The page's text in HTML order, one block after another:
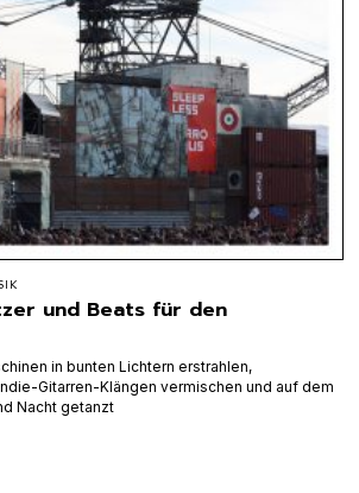
und Beats für den
in bunten Lichtern erstrahlen,
Gitarren-Klängen vermischen und auf dem
Nacht getanzt